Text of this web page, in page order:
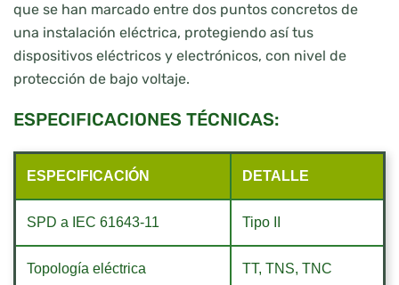
que se han marcado entre dos puntos concretos de
una instalación eléctrica, protegiendo así tus
dispositivos eléctricos y electrónicos, con nivel de
protección de bajo voltaje.
ESPECIFICACIONES TÉCNICAS:
ESPECIFICACIÓN DETALLE
SPD a IEC 61643-11 Tipo II
Topología eléctrica TT, TNS, TNC